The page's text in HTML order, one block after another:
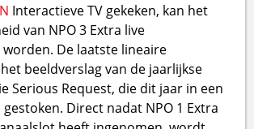
Interactieve TV gekeken, kan het
van NPO 3 Extra live
De laatste lineaire
beeldverslag van de jaarlijkse
Serious Request, die dit jaar in een
gestoken. Direct nadat NPO 1 Extra